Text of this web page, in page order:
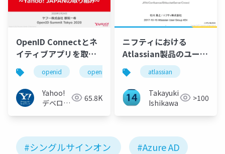
OpenID Connectとネ
イティブアプリを取り
巻く仕様と動向 Yahoo!
JAPANの取り組み
#openid
#openid_tokyo
openid openid_tokyo
Yahoo!
デベロッ
65.8K
ニフティにおける
Atlassian製品のユーザ
ー管理手法
atlassian
Takayuki
Ishikawa
>100
#シングルサインオン #Azure AD